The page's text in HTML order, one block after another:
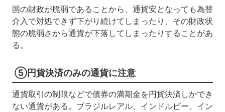
国の財政が脆弱であることから、通貨安となっても為替
介入で対処できず下がり続けてしまったり、その財政状
態の脆弱さから通貨が下落してしまったりすることがあ
る。
⑤円貨決済のみの通貨に注意
通貨取引の制限などで債券の満期金を円貨決済しかでき
ない通貨がある。ブラジルレアル、インドルピー、イン